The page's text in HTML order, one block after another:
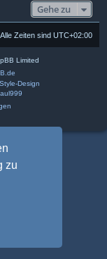
zu
Gehe zu
Alle Zeiten sind UTC+02:00
Limited
Design